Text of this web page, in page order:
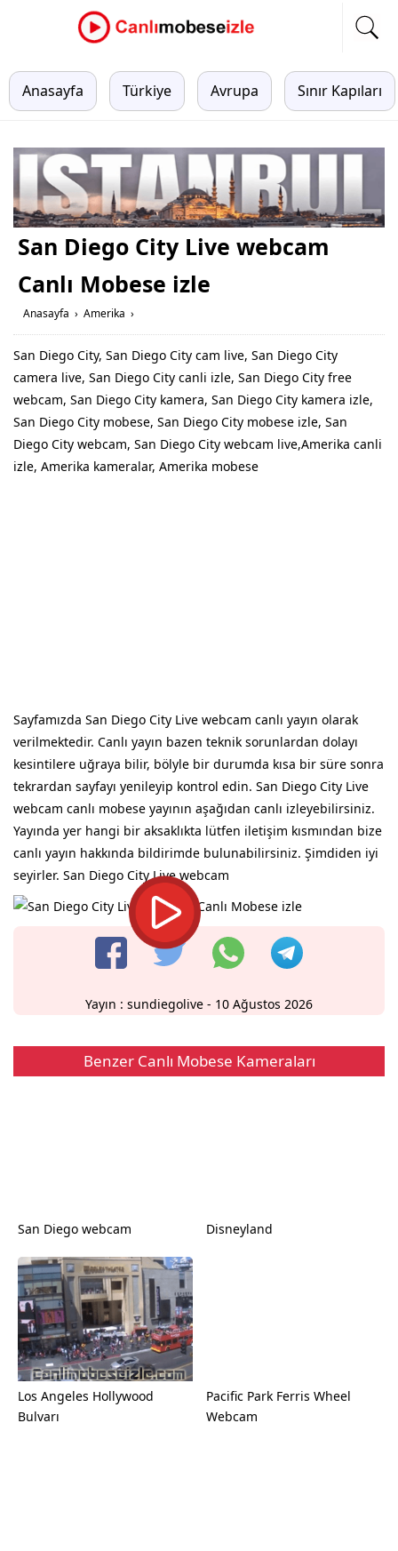
Anasayfa Türkiye Avrupa Sınır Kapıları
San Diego City Live webcam
Canlı Mobese izle
Anasayfa › Amerika ›
San Diego City, San Diego City cam live, San Diego City
camera live, San Diego City canli izle, San Diego City free
webcam, San Diego City kamera, San Diego City kamera izle,
San Diego City mobese, San Diego City mobese izle, San
Diego City webcam, San Diego City webcam live,Amerika canli
izle, Amerika kameralar, Amerika mobese
Sayfamızda San Diego City Live webcam canlı yayın olarak
verilmektedir. Canlı yayın bazen teknik sorunlardan dolayı
kesintilere uğraya bilir, bölyle bir durumda kısa bir süre sonra
tekrardan sayfayı yenileyip kontrol edin. San Diego City Live
webcam canlı mobese yayının aşağıdan canlı izleyebilirsiniz.
Yayında yer hangi bir aksaklıkta lütfen iletişim kısmından bize
canlı yayın hakkında bildirimde bulunabilirsiniz. Şimdiden iyi
seyirler. San Diego City Live webcam
Yayın : sundiegolive - 10 Ağustos 2026
Benzer Canlı Mobese Kameraları
San Diego webcam Disneyland
Los Angeles Hollywood
Bulvarı
Pacific Park Ferris Wheel
Webcam